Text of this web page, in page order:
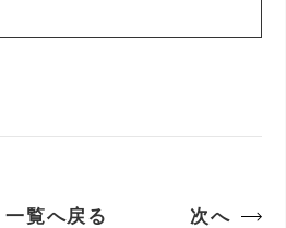
一覧へ戻る 次へ